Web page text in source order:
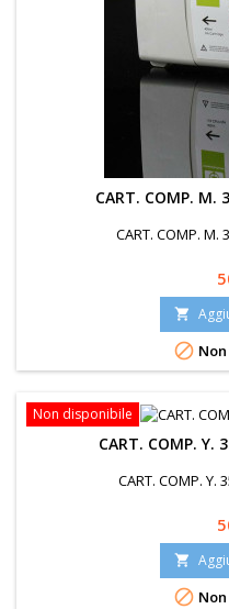
CART. COMP. M.
CART. COMP. M.


Non disponibile
CART. COMP. Y.
CART. COMP. Y.

